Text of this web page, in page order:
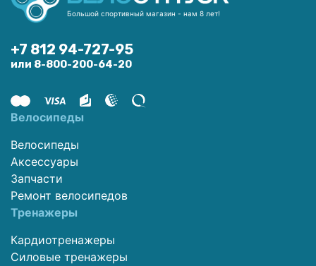
Большой спортивный магазин - нам 8 лет!
+7 812 94-727-95
или 8-800-200-64-20
Велосипеды
Велосипеды
Аксессуары
Запчасти
Ремонт велосипедов
Тренажеры
Кардиотренажеры
Силовые тренажеры